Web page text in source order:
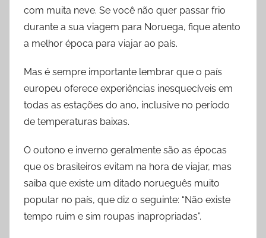
com muita neve. Se você não quer passar frio
durante a sua viagem para Noruega, fique atento
a melhor época para viajar ao país.
Mas é sempre importante lembrar que o país
europeu oferece experiências inesquecíveis em
todas as estações do ano, inclusive no período
de temperaturas baixas.
O outono e inverno geralmente são as épocas
que os brasileiros evitam na hora de viajar, mas
saiba que existe um ditado norueguês muito
popular no país, que diz o seguinte: “Não existe
tempo ruim e sim roupas inapropriadas”.